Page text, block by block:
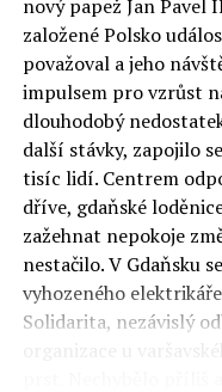
nový papež Jan Pavel
založené Polsko
považoval a jeho
impulsem pro vzrůst
dlouhodobý
další stávky, zapojilo
tisíc lidí. Centrem
dříve, gdaňské
zažehnat nepokoje
nestačilo. V Gdaňsku
vyhozeného
Solidarita, nezávislý